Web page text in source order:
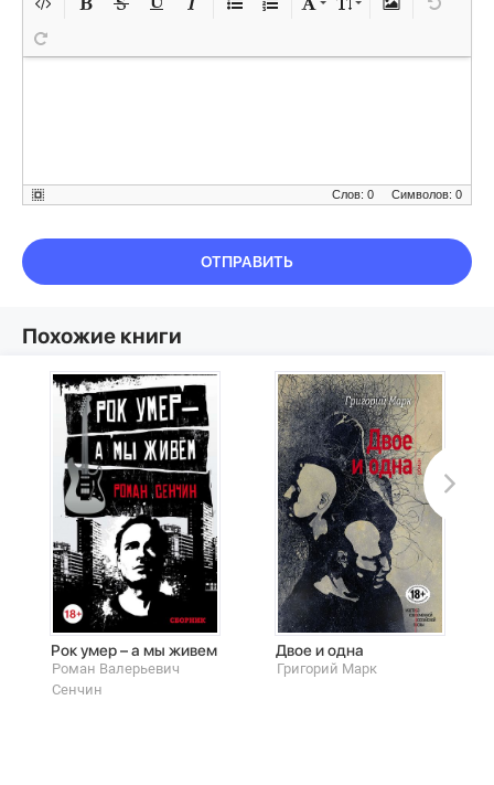
Символов: 0
Слов: 0
ОТПРАВИТЬ
Похожие книги
Рок умер – а мы живем
Роман Валерьевич
Сенчин
Двое и одна
Григорий Марк